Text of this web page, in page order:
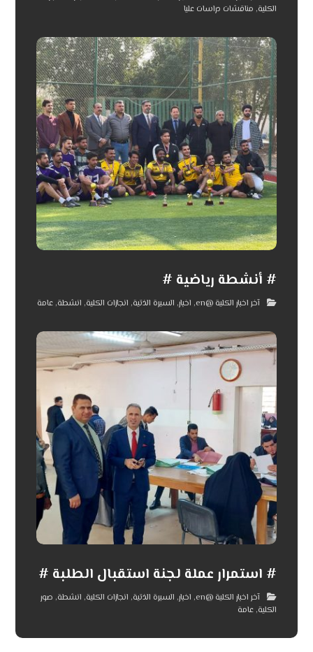
الكلية, مناقشات دراسات عليا
# أنشطة رياضية #
آخر اخبار الكلية @en , اخبار, السيرة الذتية, انجازات الكلية, انشطة,عامة
# استمرار عملة لجنة استقبال الطلبة #
آخر اخبار الكلية @en , اخبار, السيرة الذتية, انجازات الكلية, انشطة, صور
الكلية,عامة